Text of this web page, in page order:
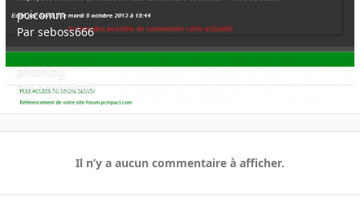
pcicomm
pcicomm
Par seboss666
phishing
Parseboss666
Il n’y a aucun commentaire à afficher.